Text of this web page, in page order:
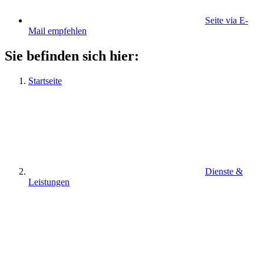
Seite via E-
Mail empfehlen
Sie befinden sich hier:
Startseite
Dienste &
Leistungen